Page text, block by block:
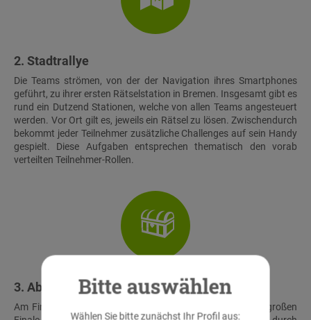
2. Stadtrallye
Die Teams strömen, von der der Navigation ihres Smartphones
geführt, zu ihrer ersten Rätselstation in Bremen. Insgesamt gibt es
rund ein Dutzend Stationen, welche von allen Teams angesteuert
werden. Vor Ort gilt es, jeweils ein Rätsel zu lösen. Zwischendurch
bekommt jeder Teilnehmer zusätzliche Challenges auf sein Handy
gespielt. Diese Aufgaben entsprechen thematisch den vorab
verteilten Teilnehmer-Rollen.
3. Abschluss & Schatzfund
Am Finalort treffen alle Teams wieder aufeinander. Beim großen
Bitte auswählen
Wählen Sie bitte zunächst Ihr Profil aus: